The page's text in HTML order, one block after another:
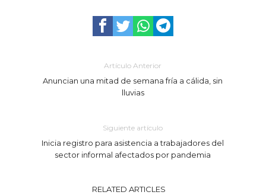
Artículo Anterior
Anuncian una mitad de semana fría a cálida, sin
lluvias
Siguiente artículo
Inicia registro para asistencia a trabajadores del
sector informal afectados por pandemia
RELATED ARTICLES